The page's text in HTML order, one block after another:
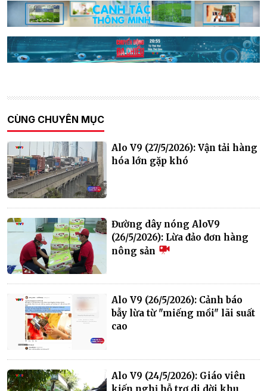
CÙNG CHUYÊN MỤC
Alo V9 (27/5/2026): Vận tải hàng
hóa lớn gặp khó
Đường dây nóng AloV9
(26/5/2026): Lừa đảo đơn hàng
nông sản
Alo V9 (26/5/2026): Cảnh báo
bẫy lừa từ "miếng mồi" lãi suất
cao
Alo V9 (24/5/2026): Giáo viên